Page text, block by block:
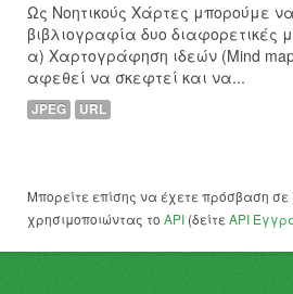
Ως Νοητικούς Χάρτες μπορούμε
βιβλιογραφία δυο διαφορετικές
α) Χαρτογράφηση ιδεών (Mind
αφεθεί να σκεφτεί και να...
JPEG URL
Μπορείτε επίσης να έχετε πρόσβαση σε
χρησιμοποιώντας το API (δείτε API